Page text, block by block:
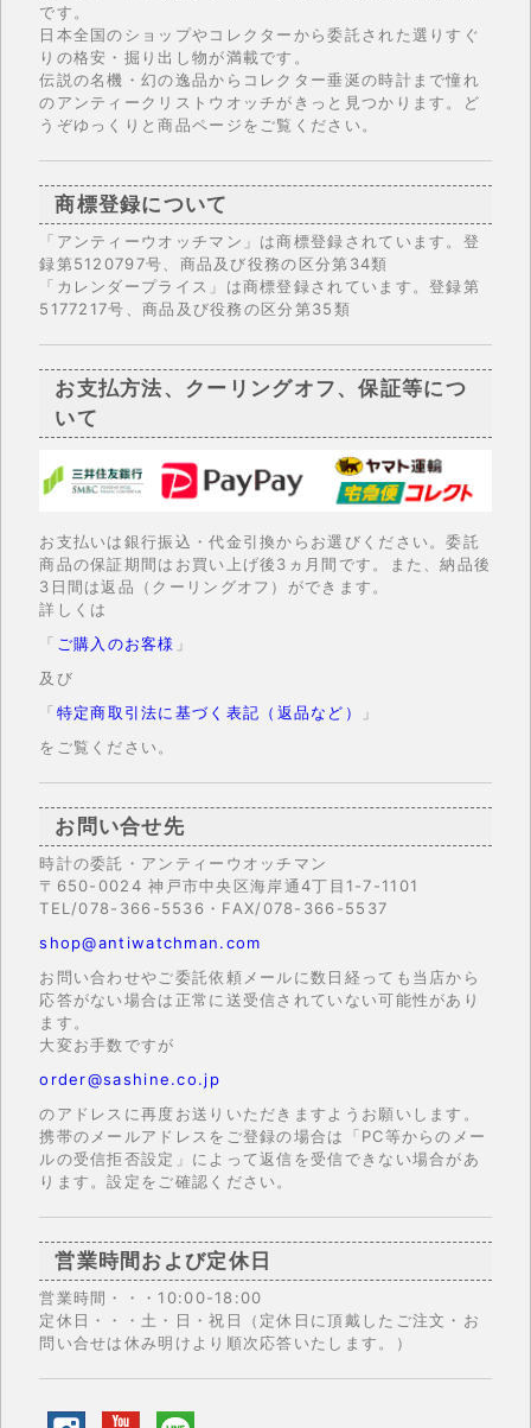
です。
日本全国のショップやコレクターから委託された選りすぐ
りの格安・掘り出し物が満載です。
伝説の名機・幻の逸品からコレクター垂涎の時計まで憧れ
のアンティークリストウオッチがきっと見つかります。ど
うぞゆっくりと商品ページをご覧ください。
商標登録について
「アンティーウオッチマン」は商標登録されています。登
録第5120797号、商品及び役務の区分第34類
「カレンダープライス」は商標登録されています。登録第
5177217号、商品及び役務の区分第35類
お支払方法、クーリングオフ、保証等につ
いて
お支払いは銀行振込・代金引換からお選びください。委託
商品の保証期間はお買い上げ後3ヵ月間です。また、納品後
3日間は返品（クーリングオフ）ができます。
詳しくは
「 ご購入のお客様 」
及び
「特定商取引法に基づく表記（返品など）
」
をご覧ください。
お問い合せ先
時計の委託・アンティーウオッチマン
〒650-0024 神戸市中央区海岸通4丁目1-7-1101
TEL/078-366-5536・FAX/078-366-5537
shop@antiwatchman.com
お問い合わせやご委託依頼メールに数日経っても当店から
応答がない場合は正常に送受信されていない可能性があり
ます。
大変お手数ですが
order@sashine.co.jp
のアドレスに再度お送りいただきますようお願いします。
携帯のメールアドレスをご登録の場合は「PC等からのメー
ルの受信拒否設定」によって返信を受信できない場合があ
ります。設定をご確認ください。
営業時間および定休日
営業時間・・・10:00-18:00
定休日・・・土・日・祝日（定休日に頂戴したご注文・お
問い合せは休み明けより順次応答いたします。）